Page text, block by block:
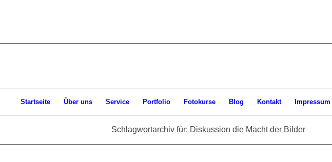
Startseite Über uns Service Portfolio Fotokurse Blog Kontakt Impressum
Schlagwortarchiv für: Diskussion die Macht der Bilder